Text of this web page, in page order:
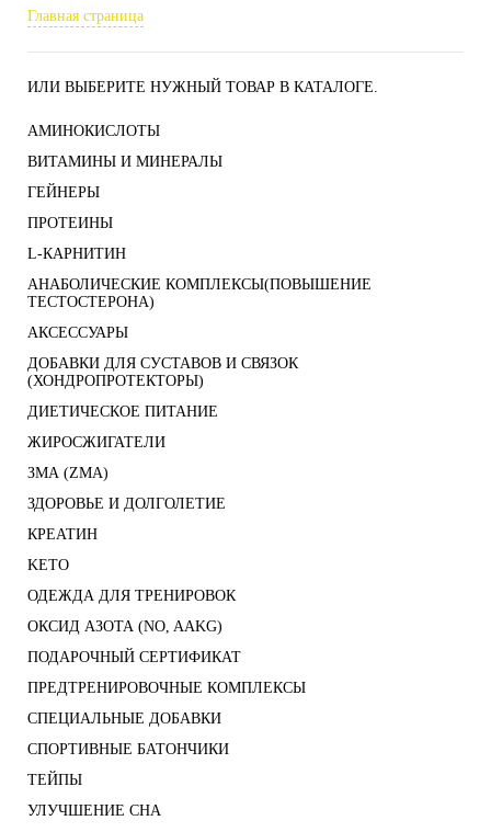
Главная страница
ИЛИ ВЫБЕРИТЕ НУЖНЫЙ ТОВАР В КАТАЛОГЕ.
АМИНОКИСЛОТЫ
ВИТАМИНЫ И МИНЕРАЛЫ
ГЕЙНЕРЫ
ПРОТЕИНЫ
L-КАРНИТИН
АНАБОЛИЧЕСКИЕ КОМПЛЕКСЫ(ПОВЫШЕНИЕ
ТЕСТОСТЕРОНА)
АКСЕССУАРЫ
ДОБАВКИ ДЛЯ СУСТАВОВ И СВЯЗОК
(ХОНДРОПРОТЕКТОРЫ)
ДИЕТИЧЕСКОЕ ПИТАНИЕ
ЖИРОСЖИГАТЕЛИ
ЗМА (ZMA)
ЗДОРОВЬЕ И ДОЛГОЛЕТИЕ
КРЕАТИН
KETO
ОДЕЖДА ДЛЯ ТРЕНИРОВОК
ОКСИД АЗОТА (NO, AAKG)
ПОДАРОЧНЫЙ СЕРТИФИКАТ
ПРЕДТРЕНИРОВОЧНЫЕ КОМПЛЕКСЫ
СПЕЦИАЛЬНЫЕ ДОБАВКИ
СПОРТИВНЫЕ БАТОНЧИКИ
ТЕЙПЫ
УЛУЧШЕНИЕ СНА